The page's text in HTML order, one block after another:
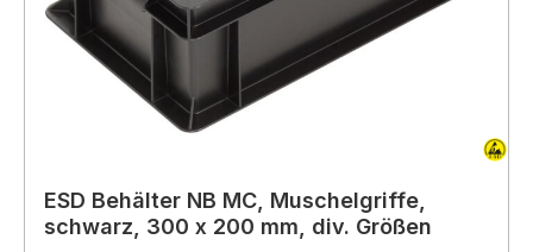
ESD Behälter NB MC, Muschelgriffe,
schwarz, 300 x 200 mm, div. Größen